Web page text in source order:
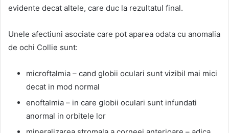
evidente decat altele, care duc la rezultatul final.
Unele afectiuni asociate care pot aparea odata cu anomalia
de ochi Collie sunt:
microftalmia – cand globii oculari sunt vizibil mai mici
decat in mod normal
enoftalmia – in care globii oculari sunt infundati
anormal in orbitele lor